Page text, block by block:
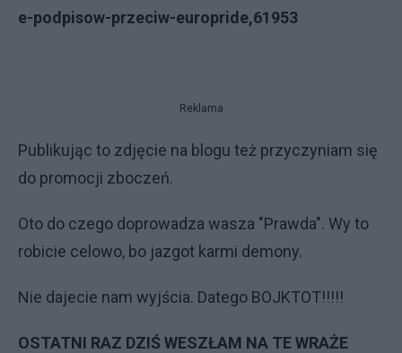
e-podpisow-przeciw-europride,61953
Reklama
Publikując to zdjęcie na blogu też przyczyniam się
do promocji zboczeń.
Oto do czego doprowadza wasza "Prawda". Wy to
robicie celowo, bo jazgot karmi demony.
Nie dajecie nam wyjścia. Datego BOJKTOT!!!!!
OSTATNI RAZ DZIŚ WESZŁAM NA TE WRAŻE